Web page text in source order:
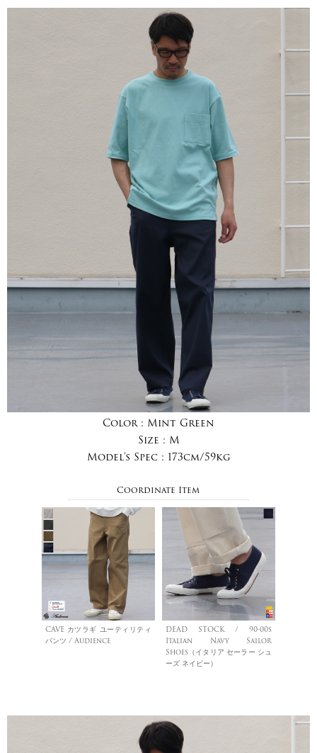
Color : Mint Green
Size : M
Model's Spec : 173cm/59kg
Coordinate Item
CAVE カツラギ ユーティリティ
パンツ / Audience
DEAD STOCK / 90-00s
Italian Navy Sailor
Shoes（イタリア セーラー シュ
ーズ ネイビー）